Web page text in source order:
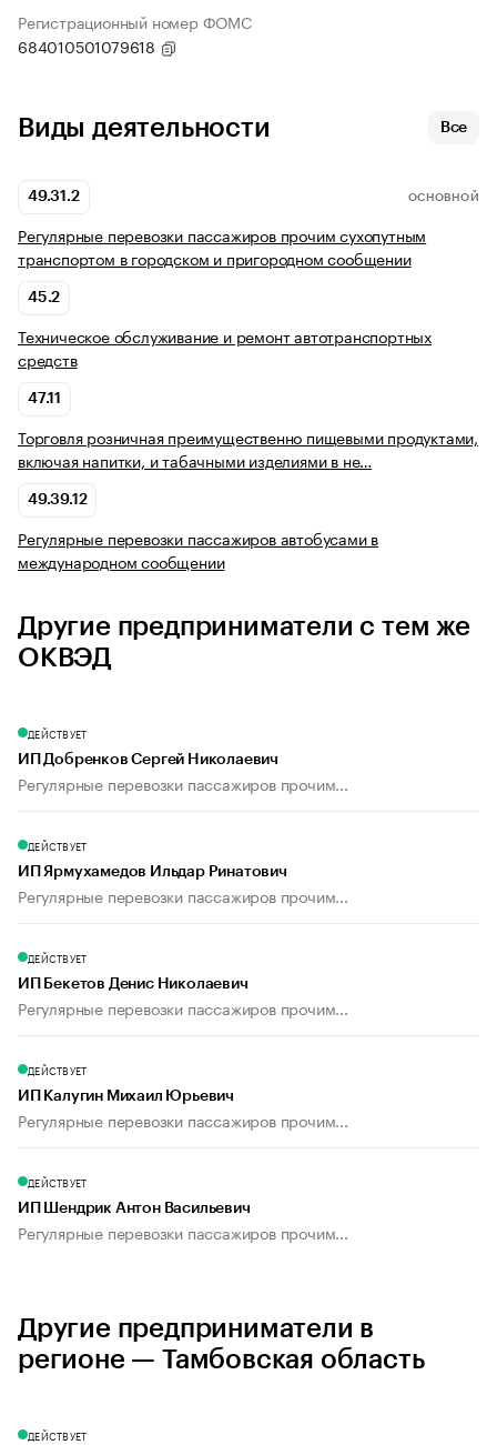
Регистрационный номер ФОМС
684010501079618
Виды деятельности Все
49.31.2 ОСНОВНОЙ
Регулярные перевозки пассажиров прочим сухопутным
транспортом в городском и пригородном сообщении
45.2
Техническое обслуживание и ремонт автотранспортных
средств
47.11
Торговля розничная преимущественно пищевыми продуктами,
включая напитки, и табачными изделиями в не…
49.39.12
Регулярные перевозки пассажиров автобусами в
международном сообщении
Другие предприниматели с тем же
ОКВЭД
ДЕЙСТВУЕТ
ИП Добренков Сергей Николаевич
Регулярные перевозки пассажиров прочим...
ДЕЙСТВУЕТ
ИП Ярмухамедов Ильдар Ринатович
Регулярные перевозки пассажиров прочим...
ДЕЙСТВУЕТ
ИП Бекетов Денис Николаевич
Регулярные перевозки пассажиров прочим...
ДЕЙСТВУЕТ
ИП Калугин Михаил Юрьевич
Регулярные перевозки пассажиров прочим...
ДЕЙСТВУЕТ
ИП Шендрик Антон Васильевич
Регулярные перевозки пассажиров прочим...
Другие предприниматели в
регионе — Тамбовская область
ДЕЙСТВУЕТ